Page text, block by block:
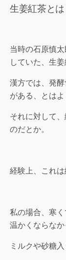
生姜紅茶とは
当時の石原慎
していた、生姜
漢方では、発
がある、とはよ
それに対して
のだとか。
経験上、これは
私の場合、寒く
温かくならなか
ミルクや砂糖